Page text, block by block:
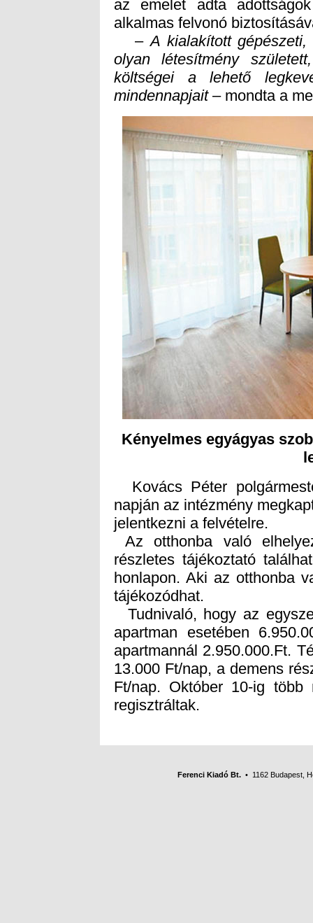
alkalmas felvonó
–A kialakított
olyan létesítmény
költségei a lehető
mindennapjait– mondta a
Kényelmes egyágyas
Kovács Péter
napján az intézmény
jelentkezni a felvételre.
Az otthonba való
részletes tájékoztató
honlapon. Aki az otthonba
tájékozódhat.
Tudnivaló, hogy az
apartman esetében
apartmannál 2.950.000.Ft.
13.000 Ft/nap, a demens
Ft/nap. Október 10-ig
regisztráltak.
Ferenci Kiadó Bt. • 1162 Budapest,